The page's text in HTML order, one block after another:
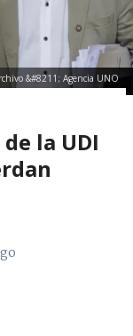
&#8211; Agencia UNO
la UDI